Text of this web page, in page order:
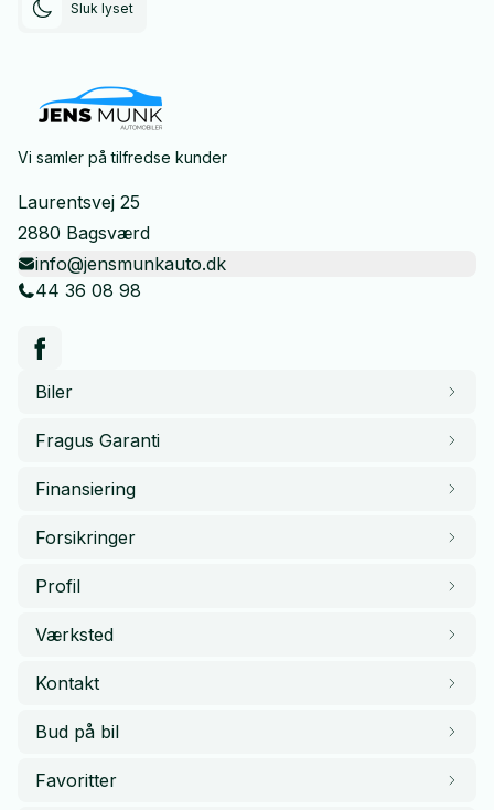
Sluk lyset
Vi samler på tilfredse kunder
Laurentsvej 25
2880 Bagsværd
info@jensmunkauto.dk
44 36 08 98
Biler
Fragus Garanti
Finansiering
Forsikringer
Profil
Værksted
Kontakt
Bud på bil
Favoritter